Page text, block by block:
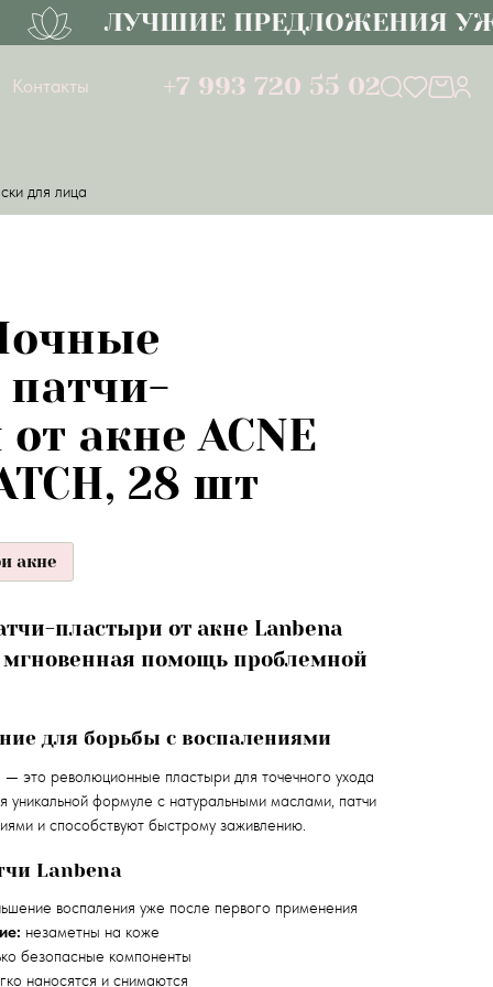
ЛУЧШИЕ ПРЕДЛОЖЕНИЯ УЖЕ
Контакты +7 993 720 55 02
для лица
акне ACNE
28 шт
акне
пластыри от акне Lanbena
мгновенная помощь проблемной
для борьбы с воспалениями
— это революционные пластыри для точечного ухода
формуле с натуральными маслами, патчи
и способствуют быстрому заживлению.
Lanbena
воспаления уже после первого применения
незаметны на коже
безопасные компоненты
наносятся и снимаются